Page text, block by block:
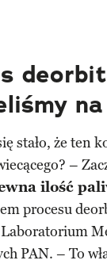
stało, że ten
–
ilość
procesu
PAN. – To